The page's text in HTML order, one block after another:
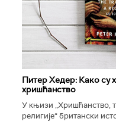
Питер Хедер: Како су
хришћанство
У књизи „Хришћанство,
религије“ британски